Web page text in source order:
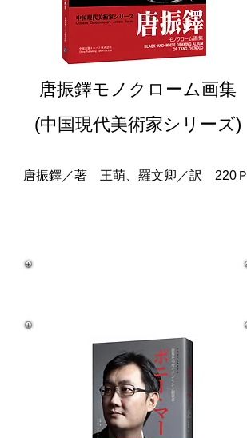
唐振鐸モノクローム画集
(中国現代美術家シリーズ)
唐振鐸／著 王萌、羅文卿／訳 220Ｐ